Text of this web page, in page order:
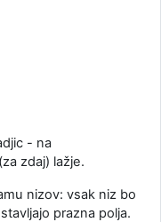
- na
zdaj) lažje.
nizov: vsak niz bo
prazna polja.